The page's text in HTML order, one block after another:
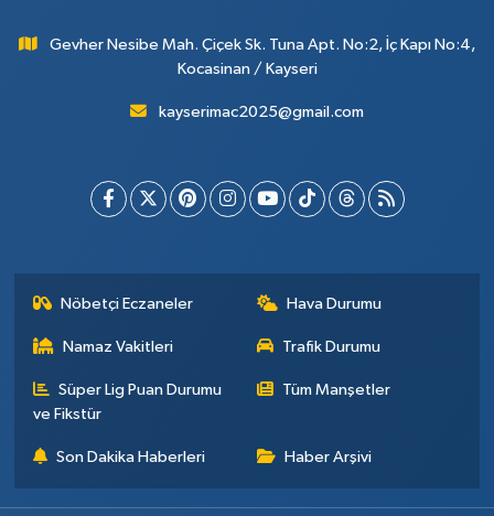
Gevher Nesibe Mah. Çiçek Sk. Tuna Apt. No:2, İç Kapı No:4,
Kocasinan / Kayseri
kayserimac2025@gmail.com
Nöbetçi Eczaneler Hava Durumu
Namaz Vakitleri Trafik Durumu
Süper Lig Puan Durumu
ve Fikstür
Tüm Manşetler
Son Dakika Haberleri Haber Arşivi